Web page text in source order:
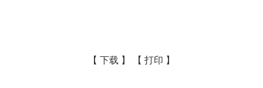
【 下载 】 【 打印 】